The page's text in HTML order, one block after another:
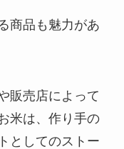
商品も魅力があ
販売店によって
米は、作り手の
としてのストー